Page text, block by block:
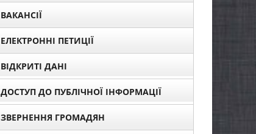
ВАКАНСІЇ
ЕЛЕКТРОННІ ПЕТИЦІЇ
ВІДКРИТІ ДАНІ
ДОСТУП ДО ПУБЛІЧНОЇ ІНФОРМАЦІЇ
ЗВЕРНЕННЯ ГРОМАДЯН